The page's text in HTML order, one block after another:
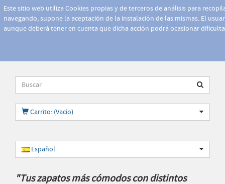
Este sitio web utiliza Cookies propias y de terceros de análisis para
navegando, supone la aceptación de la instalación de las mismas. El
aunque deberá tener en cuenta que dicha acción podrá ocasionar
Carrito: (Vacío)
Español
"Tus zapatos más cómodos con distintos